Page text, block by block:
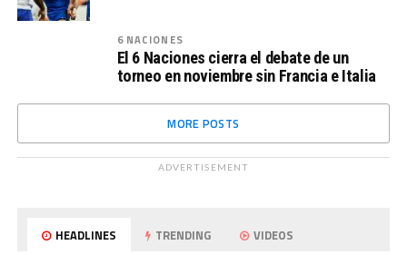
6 NACIONES
El 6 Naciones cierra el debate de un
torneo en noviembre sin Francia e Italia
MORE POSTS
ADVERTISEMENT
HEADLINES TRENDING VIDEOS